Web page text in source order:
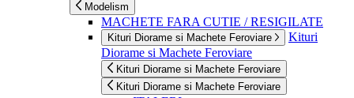
Modelism
MACHETE FARA CUTIE / RESIGILATE
Kituri Diorame si Machete Feroviare
Kituri
Diorame si Machete Feroviare
Kituri Diorame si Machete Feroviare
Kituri Diorame si Machete Feroviare